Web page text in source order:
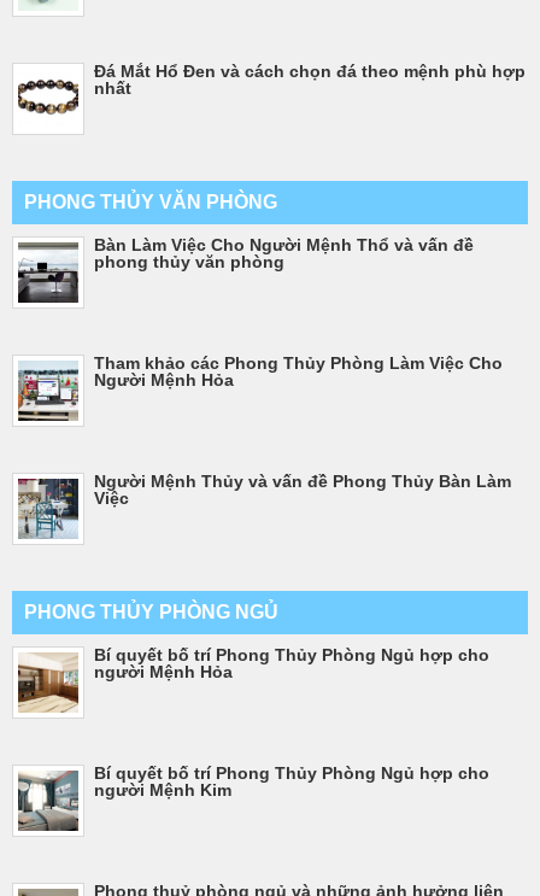
Đá Mắt Hổ Đen và cách chọn đá theo mệnh phù hợp
nhất
PHONG THỦY VĂN PHÒNG
Bàn Làm Việc Cho Người Mệnh Thổ và vấn đề
phong thủy văn phòng
Tham khảo các Phong Thủy Phòng Làm Việc Cho
Người Mệnh Hỏa
Người Mệnh Thủy và vấn đề Phong Thủy Bàn Làm
Việc
PHONG THỦY PHÒNG NGỦ
Bí quyết bố trí Phong Thủy Phòng Ngủ hợp cho
người Mệnh Hỏa
Bí quyết bố trí Phong Thủy Phòng Ngủ hợp cho
người Mệnh Kim
Phong thuỷ phòng ngủ và những ảnh hưởng liên